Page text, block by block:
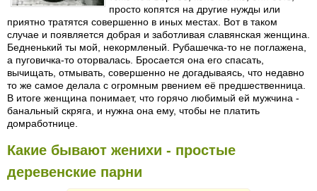
просто копятся на другие нужды или
приятно тратятся совершенно в иных местах. Вот в таком
случае и появляется добрая и заботливая славянская женщина.
Бедненький ты мой, некормленый. Рубашечка-то не поглажена,
а пуговичка-то оторвалась. Бросается она его спасать,
вычищать, отмывать, совершенно не догадываясь, что недавно
то же самое делала с огромным рвением её предшественница.
В итоге женщина понимает, что горячо любимый ей мужчина -
банальный скряга, и нужна она ему, чтобы не платить
домработнице.
Какие бывают женихи - простые
деревенские парни